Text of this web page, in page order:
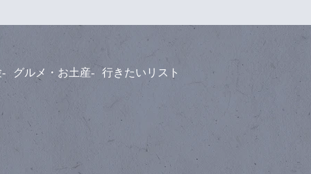
グルメ・お土産 行きたいリスト